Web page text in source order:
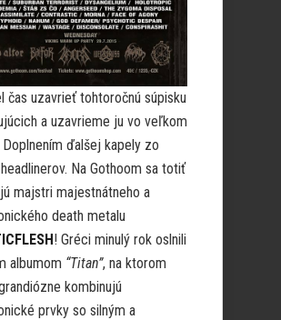
čas uzavrieť tohtoročnú súpisku
a uzavrieme ju vo veľkom
ďalšej kapely zo
Na Gothoom sa totiť
majstri majestnátneho a
death metalu
! Gréci minulý rok oslnili
albumom “Titan”, na ktorom
kombinujú
prvky so silným a